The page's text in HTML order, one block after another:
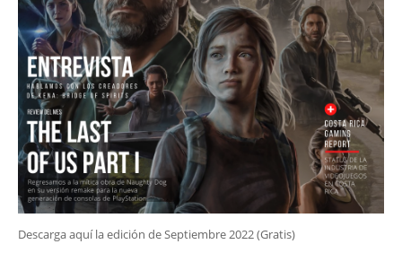
Descarga aquí la edición de Septiembre 2022 (Gratis)